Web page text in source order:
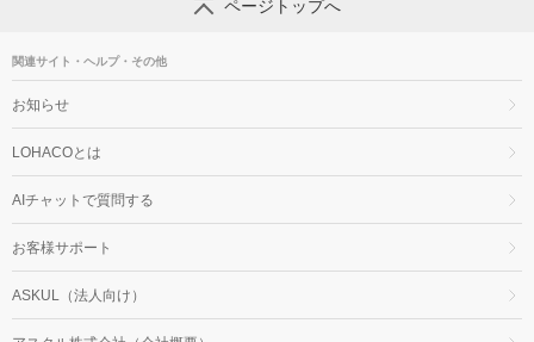
ページトップへ
関連サイト・ヘルプ・その他
お知らせ
LOHACOとは
AIチャットで質問する
お客様サポート
ASKUL（法人向け）